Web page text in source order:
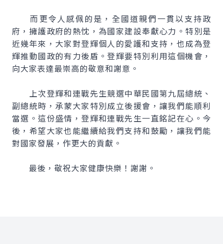
而更令人感佩的是，全國道親們一貫以支持政
府，擁護政府的熱忱，為國家建設奉獻心力。特別是
近幾年來，大家對登輝個人的愛護和支持，也成為登
輝推動國政的有力後盾。登輝要特別利用這個機會，
向大家表達最崇高的敬意和謝意。
上次登輝和連戰先生競選中華民國第九屆總統、
副總統時，承蒙大家特別成立後援會，讓我們能順利
當選。這份盛情，登輝和連戰先生一直銘記在心。今
後，希望大家也能繼續給我們支持和鼓勵，讓我們能
對國家發展，作更大的貢獻。
最後，敬祝大家健康快樂！謝謝。